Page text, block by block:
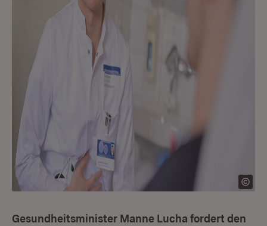
Gesundheitsminister Manne Lucha fordert den